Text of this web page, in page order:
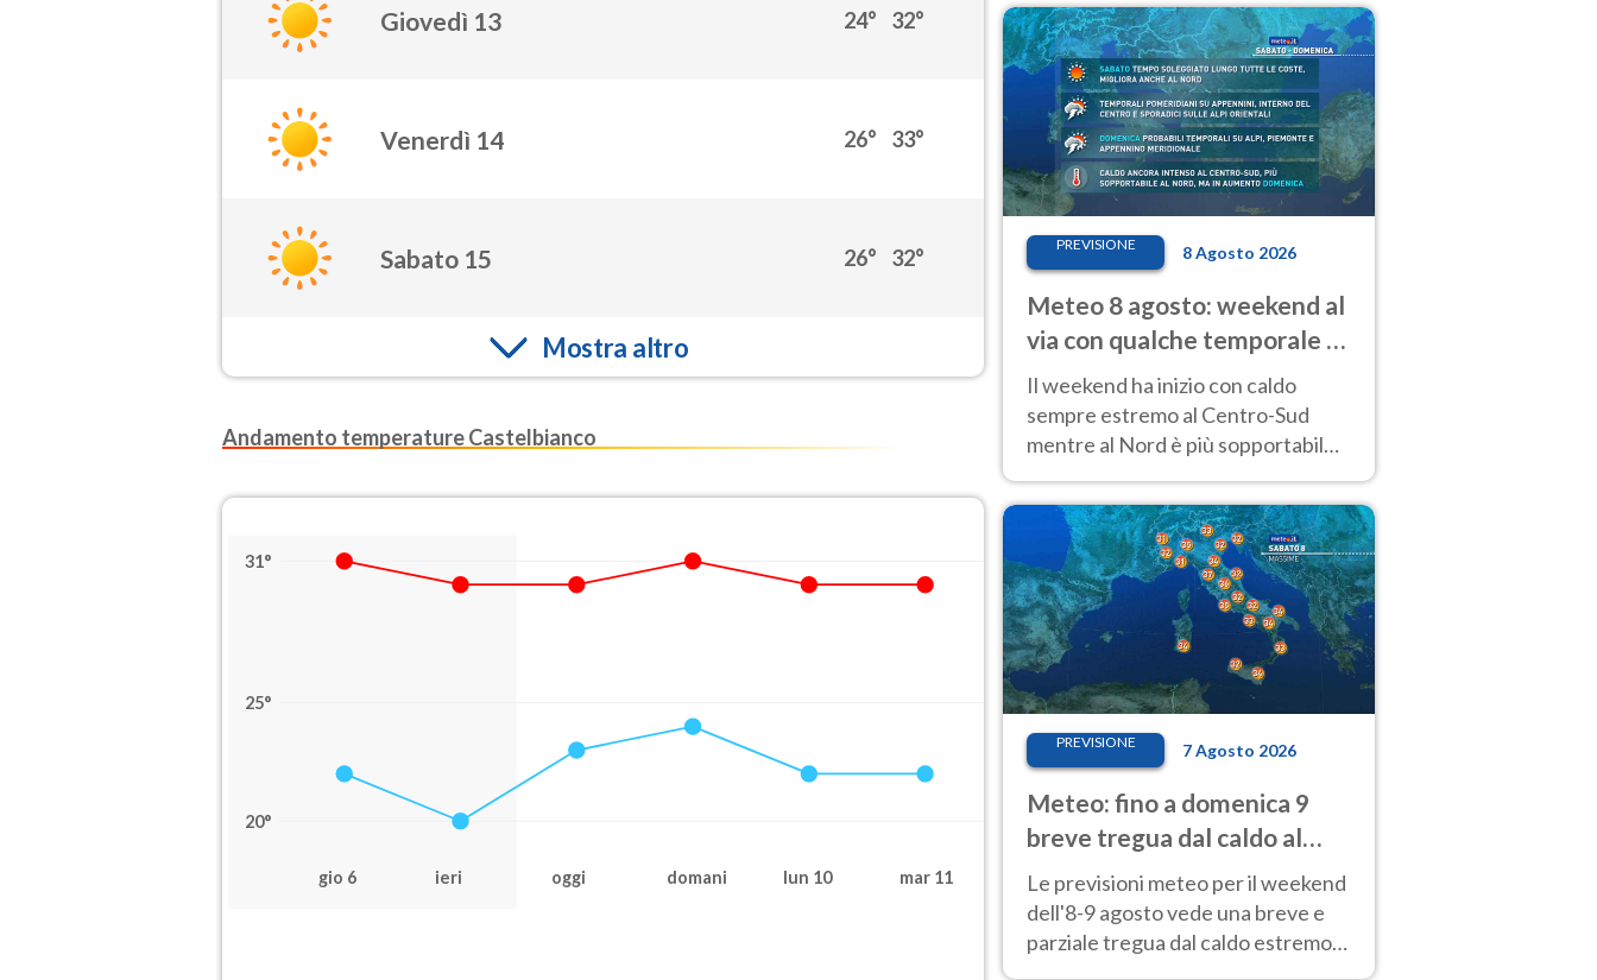
Giovedì 13 24° 32°
Venerdì 14 26° 33°
Sabato 15 26° 32°
Mostra altro
Andamento temperature Castelbianco
31°
25°
20°
gio 6 ieri oggi domani lun 10 mar 11
PREVISIONE 8 Agosto 2026
Meteo 8 agosto: weekend al
via con qualche temporale e
caldo estremo al Centro-Sud
Il weekend ha inizio con caldo
sempre estremo al Centro-Sud
mentre al Nord è più sopportabile
calore sui rilievi.
PREVISIONE 7 Agosto 2026
Meteo: fino a domenica 9
breve tregua dal caldo al
Nord! Altrove calura e afa
Le previsioni meteo per il weekend
dell'8-9 agosto vede una breve e
parziale tregua dal caldo estremo